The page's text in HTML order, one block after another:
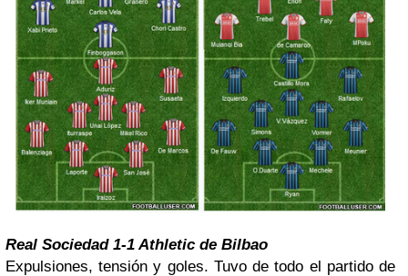
Real Sociedad 1-1 Athletic de Bilbao
Expulsiones, tensión y goles. Tuvo de todo el partido de